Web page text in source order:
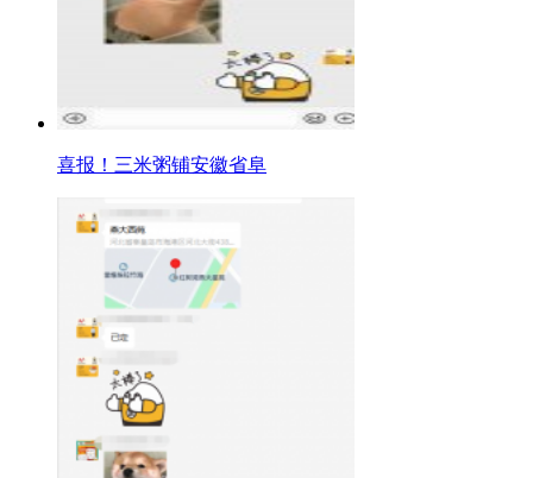
喜报！三米粥铺安徽省阜